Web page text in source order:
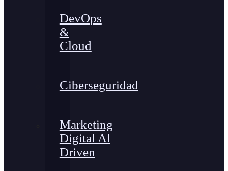
DevOps
&
Cloud
Ciberseguridad
Marketing
Digital Al
Driven